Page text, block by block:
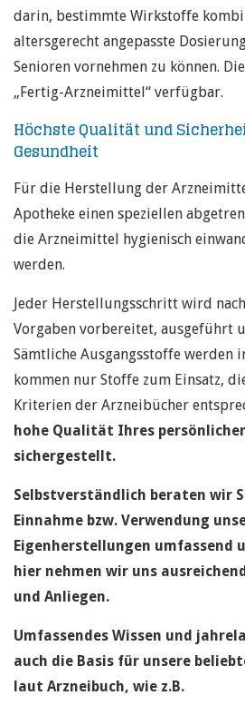
darin, bestimmte Wirkstoffe
altersgerecht angepasste
Senioren vornehmen zu können.
„Fertig-Arzneimittel“ verfügbar.
Höchste Qualität und
Gesundheit
Für die Herstellung der
Apotheke einen speziellen
die Arzneimittel hygienisch
werden.
Jeder Herstellungsschritt wird
Vorgaben vorbereitet, ausgeführt
Sämtliche Ausgangsstoffe werden
kommen nur Stoffe zum Einsatz,
Kriterien der Arzneibücher
hohe Qualität Ihres
sichergestellt.
Selbstverständlich beraten wir
Einnahme bzw. Verwendung
Eigenherstellungen umfassend
hier nehmen wir uns
und Anliegen.
Umfassendes Wissen und
auch die Basis für unsere
laut Arzneibuch, wie z.B.